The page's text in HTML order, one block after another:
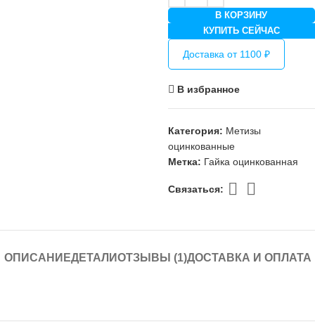
В КОРЗИНУ
КУПИТЬ СЕЙЧАС
Доставка от 1100 ₽
В избранное
Категория: Метизы
оцинкованные
Метка: Гайка оцинкованная
Связаться:
ОПИСАНИЕДЕТАЛИОТЗЫВЫ (1)ДОСТАВКА И ОПЛАТА